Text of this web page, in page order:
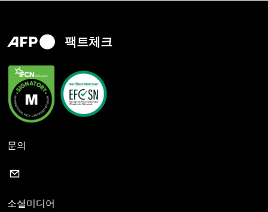
팩트체크
문의
소셜미디어